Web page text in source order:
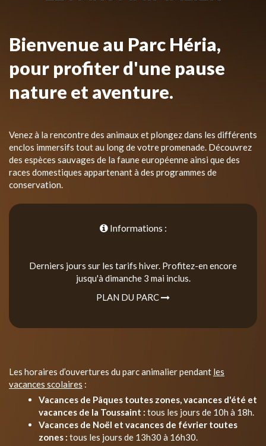
Bienvenue au Parc Héria,
pour profiter d'une pause
nature et aventure.
Venez à la rencontre des animaux et plongez dans les différents
enclos immersifs tout au long de votre promenade. Découvrez
des espèces sauvages de la faune européenne ainsi que des
races domestiques appartenant à des programmes de
conservation.
Informations :
Derniers jours sur les tarifs hiver. Profitez-en encore
jusqu'à dimanche 3 mai inclus.
PLAN DU PARC
Les horaires d’ouvertures du parc animalier pendant les
vacances scolaires :
Vacances de Pâques toutes zones, vacances d'été et
vacances de la Toussaint : tous les jours de 10h à 18h.
Vacances de Noël et vacances de février toutes
zones : tous les jours de 13h30 à 16h30.